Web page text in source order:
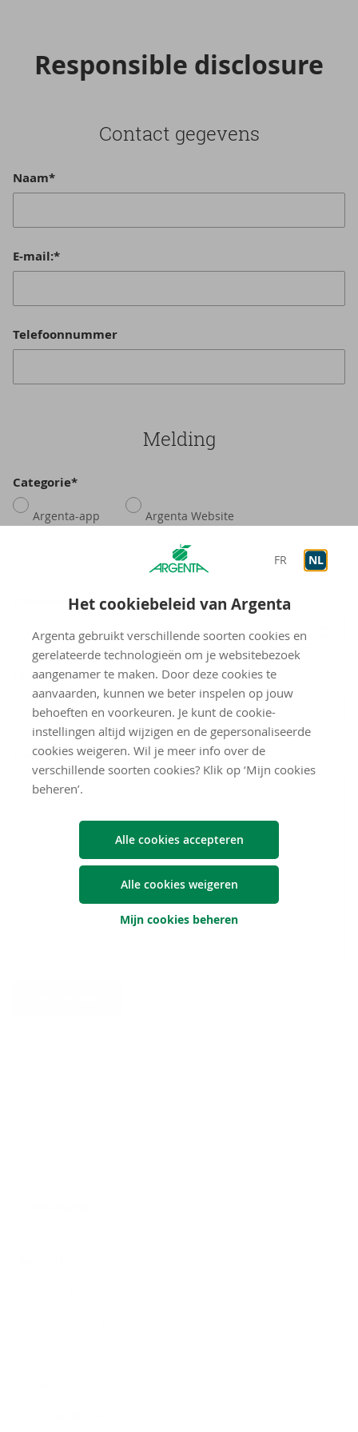
FR NL
Het cookiebeleid van Argenta
Argenta gebruikt verschillende soorten cookies en
gerelateerde technologieën om je websitebezoek
aangenamer te maken. Door deze cookies te
aanvaarden, kunnen we beter inspelen op jouw
behoeften en voorkeuren. Je kunt de cookie-
instellingen altijd wijzigen en de gepersonaliseerde
cookies weigeren. Wil je meer info over de
verschillende soorten cookies? Klik op ‘Mijn cookies
beheren’.
Alle cookies accepteren
Alle cookies weigeren
Mijn cookies beheren
Res­pon­si­ble dis­clo­su­re
Con­tact ge­ge­vens
Naam*
E-mail:*
Telefoonnummer
Mel­ding
Categorie*
Argenta-app Argenta Website
Geen van bovenstaande
Datum ontdekking*
URL
Omschrijving*